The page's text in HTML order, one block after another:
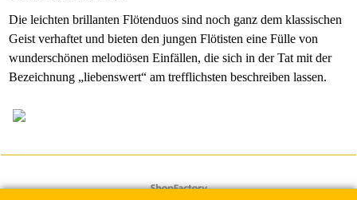
Die leichten brillanten Flötenduos sind noch ganz dem klassischen
Geist verhaftet und bieten den jungen Flötisten eine Fülle von
wunderschönen melodiösen Einfällen, die sich in der Tat mit der
Bezeichnung „liebenswert“ am trefflichsten beschreiben lassen.
WebShop erstellt mit